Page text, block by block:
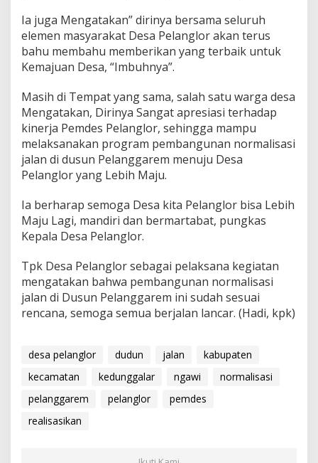
Ia juga Mengatakan” dirinya bersama seluruh
elemen masyarakat Desa Pelanglor akan terus
bahu membahu memberikan yang terbaik untuk
Kemajuan Desa, “Imbuhnya”.
Masih di Tempat yang sama, salah satu warga desa
Mengatakan, Dirinya Sangat apresiasi terhadap
kinerja Pemdes Pelanglor, sehingga mampu
melaksanakan program pembangunan normalisasi
jalan di dusun Pelanggarem menuju Desa
Pelanglor yang Lebih Maju.
Ia berharap semoga Desa kita Pelanglor bisa Lebih
Maju Lagi, mandiri dan bermartabat, pungkas
Kepala Desa Pelanglor.
Tpk Desa Pelanglor sebagai pelaksana kegiatan
mengatakan bahwa pembangunan normalisasi
jalan di Dusun Pelanggarem ini sudah sesuai
rencana, semoga semua berjalan lancar. (Hadi, kpk)
desa pelanglor dudun jalan
kabupaten
kecamatan
kedunggalar ngawi
normalisasi
pelanggarem
pelanglor
pemdes
realisasikan